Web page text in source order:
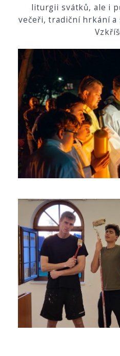
liturgii svátků, ale i
večeři, tradiční hrkání a